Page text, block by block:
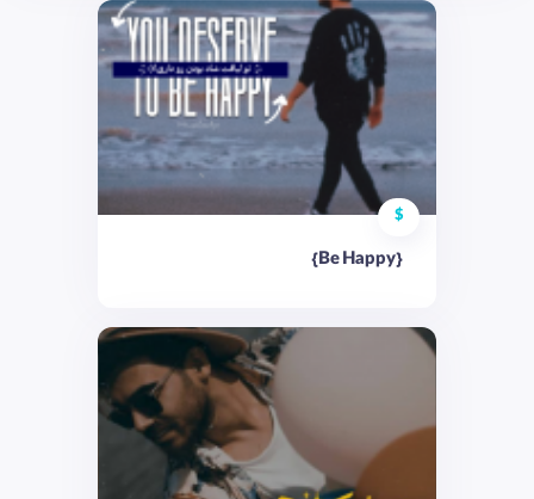
$
{Be Happy}